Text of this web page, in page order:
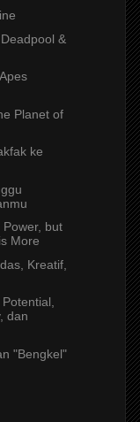
&
Planet of
ke
Power, but
More
Kreatif,
dan
"Bengkel"